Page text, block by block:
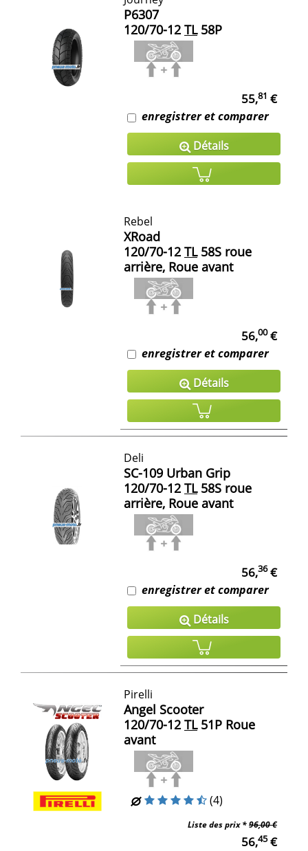
P6307
120/70-12 TL58P
55,81 €
enregistrer et comparer
Détails
Rebel
XRoad
120/70-12 TL58S roue
arrière, Roue avant
56,00€
enregistrer et comparer
Détails
Deli
SC-109 Urban Grip
120/70-12 TL58S roue
arrière, Roue avant
56,36€
enregistrer et comparer
Détails
Pirelli
Angel Scooter
120/70-12 TL51P Roue
avant
(4)
Liste des prix *96,00 €
56,45€